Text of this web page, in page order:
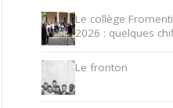
Le collège
2026 : quelques
Le fronton